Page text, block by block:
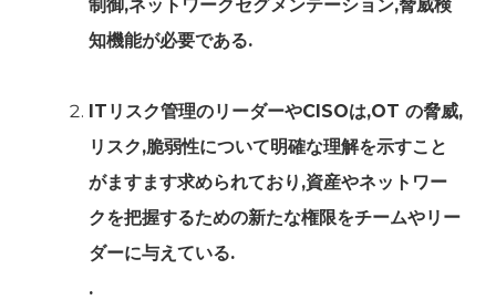
制御,ネットワークセグメンテーション,脅威検
知機能が必要である.
ITリスク管理のリーダーやCISOは,OT の脅威,
リスク,脆弱性について明確な理解を示すこと
がますます求められており,資産やネットワー
クを把握するための新たな権限をチームやリー
ダーに与えている.
‍.